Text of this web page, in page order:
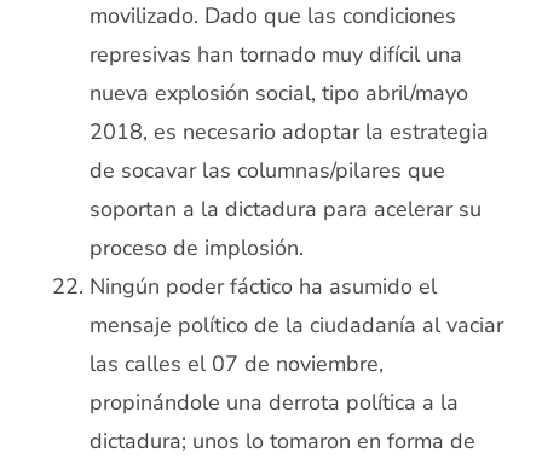
movilizado. Dado que las condiciones
represivas han tornado muy difícil una
nueva explosión social, tipo abril/mayo
2018, es necesario adoptar la estrategia
de socavar las columnas/pilares que
soportan a la dictadura para acelerar su
proceso de implosión.
Ningún poder fáctico ha asumido el
mensaje político de la ciudadanía al vaciar
las calles el 07 de noviembre,
propinándole una derrota política a la
dictadura; unos lo tomaron en forma de